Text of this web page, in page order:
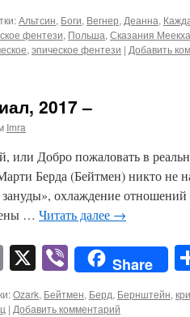
Альтсин, Боги, Вегнер,Деанна,
фентези, Польша,Сказания
,эпическое фентези | Добавить
2017 –
Imra
или Добро пожаловать в
Берда (Бейтмен) никто не
зануды», охлаждение
… Читать далее →
Email
X ViberShare
Ozark, Бейтмен, Берд, Бернштейн,
| Добавить комментарий